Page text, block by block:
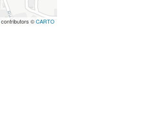
contributors ©CARTO